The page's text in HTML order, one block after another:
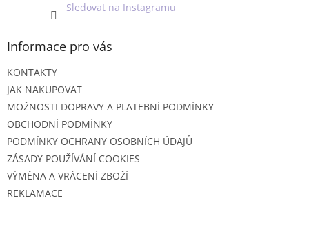
Sledovat na Instagramu
Informace pro vás
KONTAKTY
JAK NAKUPOVAT
MOŽNOSTI DOPRAVY A PLATEBNÍ PODMÍNKY
OBCHODNÍ PODMÍNKY
PODMÍNKY OCHRANY OSOBNÍCH ÚDAJŮ
ZÁSADY POUŽÍVÁNÍ COOKIES
VÝMĚNA A VRÁCENÍ ZBOŽÍ
REKLAMACE